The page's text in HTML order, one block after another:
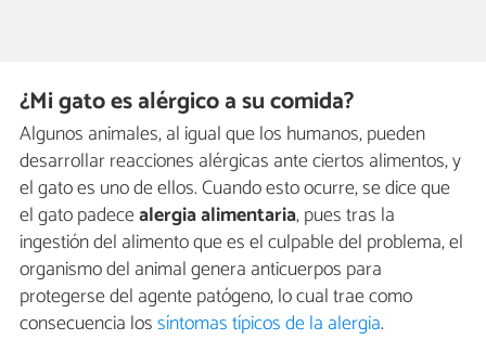
¿Mi gato es alérgico a su comida?
Algunos animales, al igual que los humanos, pueden
desarrollar reacciones alérgicas ante ciertos alimentos, y
el gato es uno de ellos. Cuando esto ocurre, se dice que
el gato padecealergia alimentaria, pues tras la
ingestión del alimento que es el culpable del problema, el
organismo del animal genera anticuerpos para
protegerse del agente patógeno, lo cual trae como
consecuencia lossíntomas típicos de la alergia.